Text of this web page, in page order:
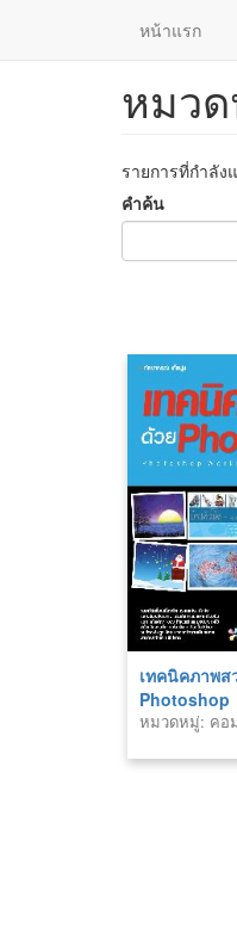
หน้าแรก
หมว
รายการที่กำลัง
คำค้น
เทคนิคภาพส
Photoshop
หมวดหมู่: คอ